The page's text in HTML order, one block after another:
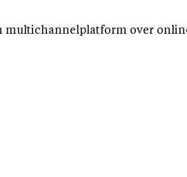
multichannelplatform over